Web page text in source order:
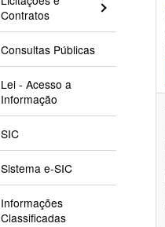
Contratos
Consultas Públicas
Lei - Acesso a
Informação
SIC
Sistema e-SIC
Informações
Classificadas